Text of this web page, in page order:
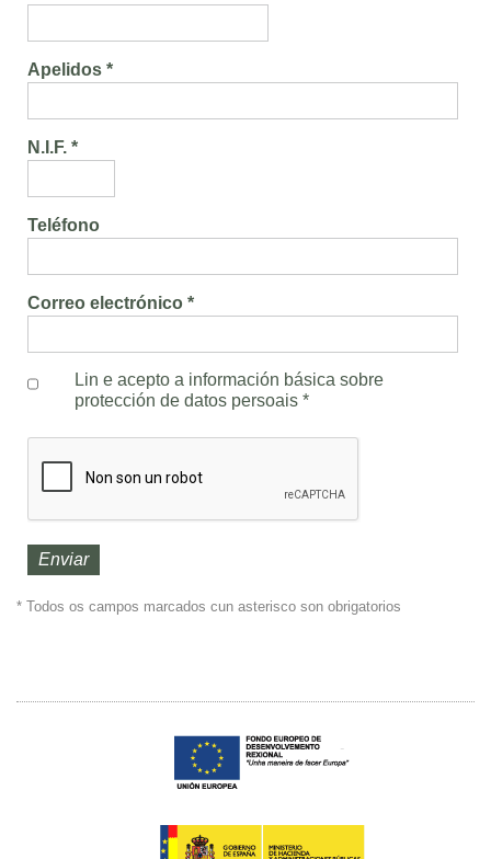
Apelidos *
N.I.F. *
Teléfono
Correo electrónico *
Lin e acepto a información básica sobre
protección de datos persoais *
* Todos os campos marcados cun asterisco son obrigatorios